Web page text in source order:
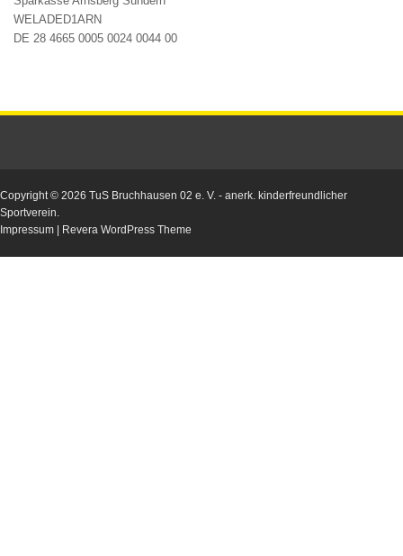
WELADED1ARN
DE 28 4665 0005 0024 0044 00
Copyright © 2026 TuS Bruchhausen 02 e. V. - anerk. kinderfreundlicher
Sportverein.
Impressum | Revera WordPress Theme